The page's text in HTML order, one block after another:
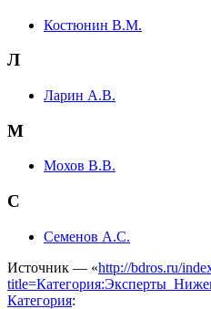
Костюнин В.М.
Л
Ларин А.В.
М
Мохов В.В.
С
Семенов А.С.
Источник — «http://bdros.ru/
Категория: